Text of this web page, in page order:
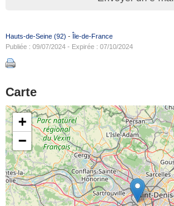
Hauts-de-Seine (92) - Île-de-France
Publiée : 09/07/2024 - Expirée : 07/10/2024
Carte
+
−